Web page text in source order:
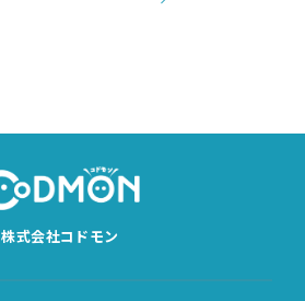
株式会社コドモン